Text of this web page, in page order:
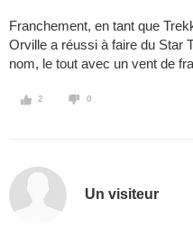
Franchement, en tant que
Orville a réussi à faire du Star
nom, le tout avec un vent de
2 0
Un visiteur